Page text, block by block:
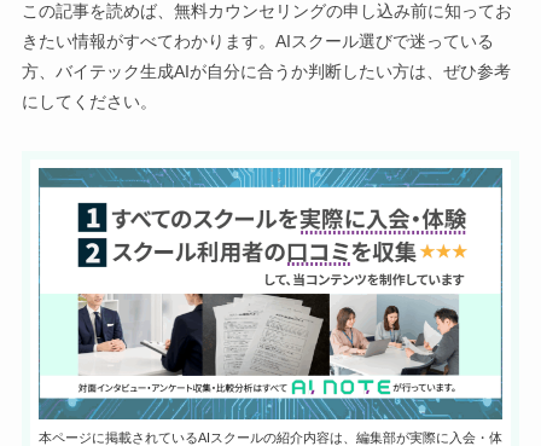
この記事を読めば、無料カウンセリングの申し込み前に知ってお
きたい情報がすべてわかります。AIスクール選びで迷っている
方、バイテック生成AIが自分に合うか判断したい方は、ぜひ参考
にしてください。
本ページに掲載されているAIスクールの紹介内容は、編集部が実際に入会・体